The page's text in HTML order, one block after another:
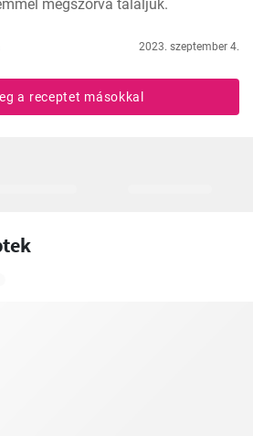
megszórva tálaljuk.
2023. szeptember 4.
a receptet másokkal